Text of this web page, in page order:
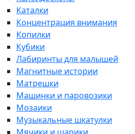
Каталки
Концентрация внимания
Копилки
Кубики
Лабиринты для малышей
Магнитные истории
Матрешки
Машинки и паровозики
Мозаики
Музыкальные шкатулки